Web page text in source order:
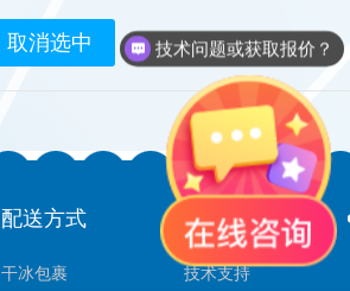
Berry & Associates Zedira
LGC Maine Standards Biolife
Abbexa AbD Serotec
取消选中
配送方式
干冰包裹
售后服务
技术支持
技术问题或获取报价？